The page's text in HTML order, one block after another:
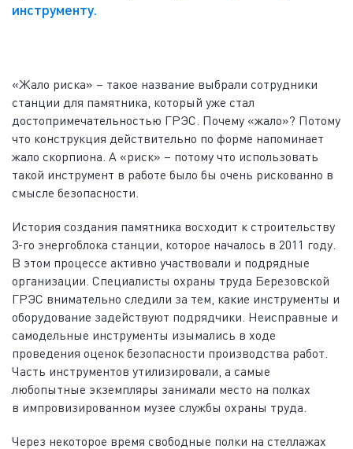
инструменту.
«Жало риска» – такое название выбрали сотрудники
станции для памятника, который уже стал
достопримечательностью ГРЭС. Почему «жало»? Потому
что конструкция действительно по форме напоминает
жало скорпиона. А «риск» – потому что использовать
такой инструмент в работе было бы очень рискованно в
смысле безопасности.
История создания памятника восходит к строительству
3-го энергоблока станции, которое началось в 2011 году.
В этом процессе активно участвовали и подрядные
организации. Специалисты охраны труда ­Березовской
ГРЭС внимательно следили за тем, какие инструменты и
оборудование задействуют подрядчики. Неисправные и
самодельные инструменты изымались в ходе
проведения оценок безопасности производства работ.
Часть инструментов утилизировали, а самые
любопытные экземпляры занимали место на полках
в импровизированном музее службы охраны труда.
Через некоторое время свободные полки на стеллажах